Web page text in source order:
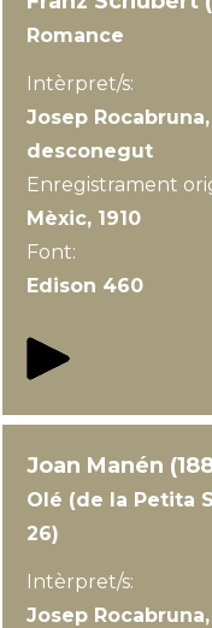
Romance
Intèrpret/s:
Josep
desconegut
Enregistrament
Mèxic, 1910
Font:
Edison 460
Joan Manén
Olé (de la Petita
26)
Intèrpret/s:
Josep